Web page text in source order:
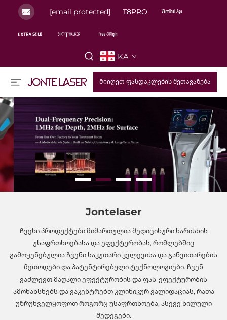
[email protected] T8PRO
KA
Მიიღეთ ფასდაკლების შეთავაზება
Jontelaser
Ჩვენი პროდუქტები მიმართულია მედიცინური ხარისხის
უსაფრთხოებასა და ეფექტურობას, რომლებშიც
გამოყენებულია ჩვენი საკუთარი კვლევისა და განვითარების
მეთოდები და პატენტირებული ტექნოლოგიები. ჩვენ
ვაძლევთ მაღალი ეფექტურობის და ფას-ეფექტურობის
ამონახსნებს და ვაკენტრებთ კლინიკურ ვალიდაციას, რათა
უზრუნველყოფოთ როგორც უსაფრთხოება, ასევე ხილული
შედეგები.